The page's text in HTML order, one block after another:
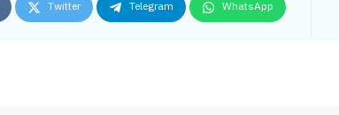
Twitter Telegram WhatsApp